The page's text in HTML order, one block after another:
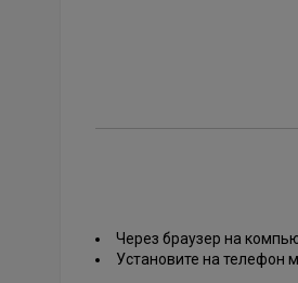
Через браузер на
Установите на телефон